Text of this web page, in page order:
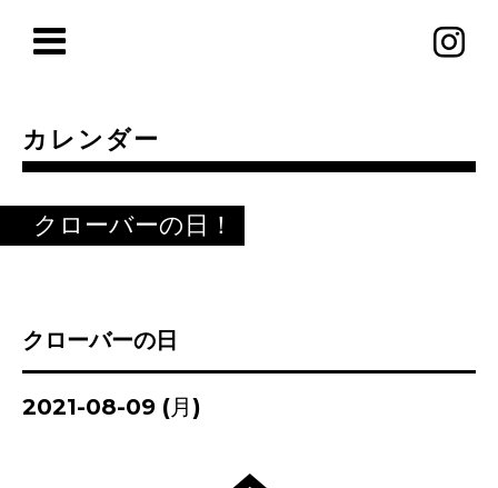
カレンダー
クローバーの日！
クローバーの日
2021-08-09 (月)